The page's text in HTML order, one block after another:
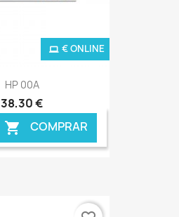
HP 00A
38,30 €
 COMPRAR
€ ONLINE